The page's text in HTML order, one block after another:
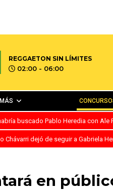
REGGAETON SIN LÍMITES
02:00 - 06:00
MÁS
buscado Pablo Heredia con Ale
Chávarri dejó de seguir a Gabriela
en